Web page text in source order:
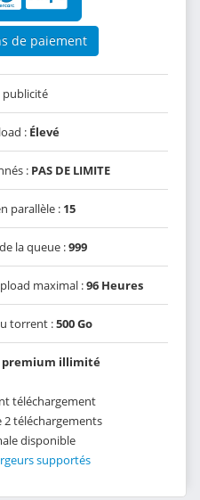
de paiement
publicité
: Élevé
: PAS DE LIMITE
parallèle : 15
la queue :999
maximal :96 Heures
torrent :500 Go
premium illimité
téléchargement
téléchargements
disponible
supportés